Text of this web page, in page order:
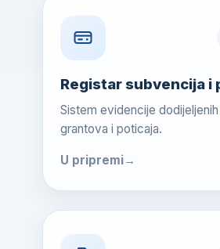
Registar subvencija i
Sistem evidencije
grantova i poticaja.
U pripremi